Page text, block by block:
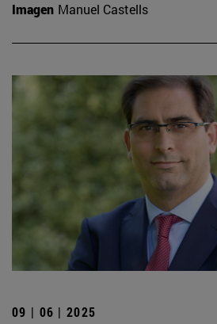
Imagen Manuel Castells
09 | 06 | 2025